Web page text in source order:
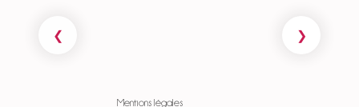
Mentions légales